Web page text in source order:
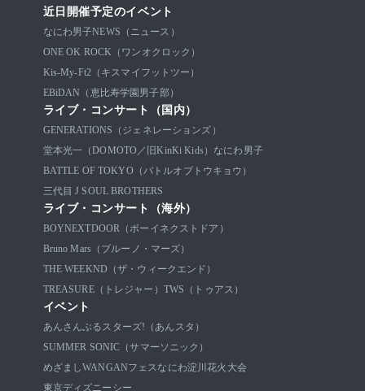
近日開催予定のイベント
なにわ男子NEWS（ニュース）
ONE OK ROCK（ワンオクロック）
Kis-My-Ft2（キスマイフットツー）
EBiDAN（恵比寿学園男子部）
ライブ・コンサート（国内）
GENERATIONS（ジェネレーションズ）
堂本光一（DOMOTO／旧KinKi Kids） なにわ男子
BATTLE OF TOKYO（バトルオブトウキョウ）
三代目 J SOUL BROTHERS
ライブ・コンサート（海外）
BOYNEXTDOOR（ボーイネクストドア）
Bruno Mars（ブルーノ・マーズ）
THE WEEKND（ザ・ウィークエンド）
TREASURE（トレジャー） TWS（トゥアス）
イベント
あんさんぶるスターズ!（あんスタ）
SUMMER SONIC（サマーソニック）
めざましWANGANフェスなにわ淀川花火大会
東京ディズニーシー